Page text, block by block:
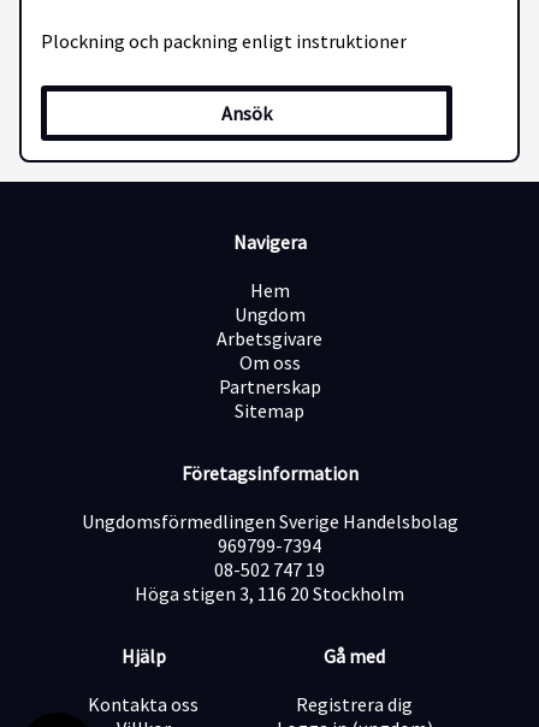
Plockning och packning enligt instruktioner
Lastning och lossning av fordonsenheter
Löpande rapportering av avvikelser och skador
Deltagande i inventeringar och orderhantering
Följa säkerhetsrutiner och bidra till en säker
Arbetet innebär även 50% av andra arbetsuppgifter
Formell kompetens
Giltigt truckkort (A/B eller motsvarande beroende på
Ansök
Navigera
Hem
Ungdom
Arbetsgivare
Om oss
Partnerskap
Sitemap
Företagsinformation
Ungdomsförmedlingen Sverige Handelsbolag
969799-7394
08-502 747 19
Höga stigen 3, 116 20 Stockholm
Hjälp
Kontakta oss
Gå med
Registrera dig